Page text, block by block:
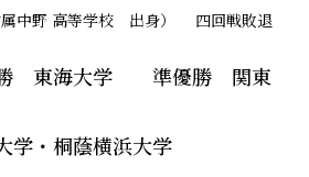
中野 高等学校 出身） 四回戦敗退
東海大学 準優勝 関東
・桐蔭横浜大学